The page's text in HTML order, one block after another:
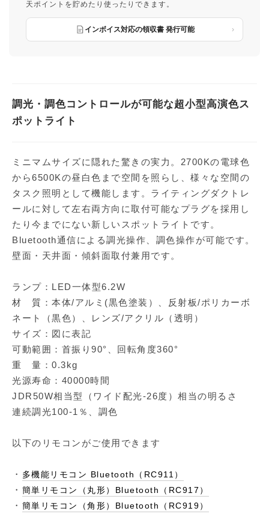
天ポイントを貯めたり使ったりできます。
インボイス対応の領収書 発行可能
調光・調色コントロールが可能な超小型高演色ス
ポットライト
ミニマムサイズに隠れた驚きの実力。2700Kの電球色
から6500Kの昼白色まで空間を照らし、様々な空間の
タスク照明として機能します。ライティングダクトレ
ールに対して左右両方向に取付可能なプラグを採用し
たり今までにない新しいスポットライトです。
Bluetooth通信による調光操作、調色操作が可能です。
壁面・天井面・傾斜面取付兼用です。
ランプ：LED一体型6.2W
材 質：本体/アルミ(黒色塗装）、反射板/ポリカーボ
ネート（黒色）、レンズ/アクリル（透明）
サイズ：図に表記
可動範囲：首振り90°、回転角度360°
重 量：0.3kg
光源寿命：40000時間
JDR50W相当型（ワイド配光-26度）相当の明るさ
連続調光100-1％、調色
以下のリモコンがご使用できます
・ 多機能リモコン Bluetooth（RC911）
・ 簡単リモコン（丸形）Bluetooth（RC917）
・ 簡単リモコン（角形）Bluetooth（RC919）